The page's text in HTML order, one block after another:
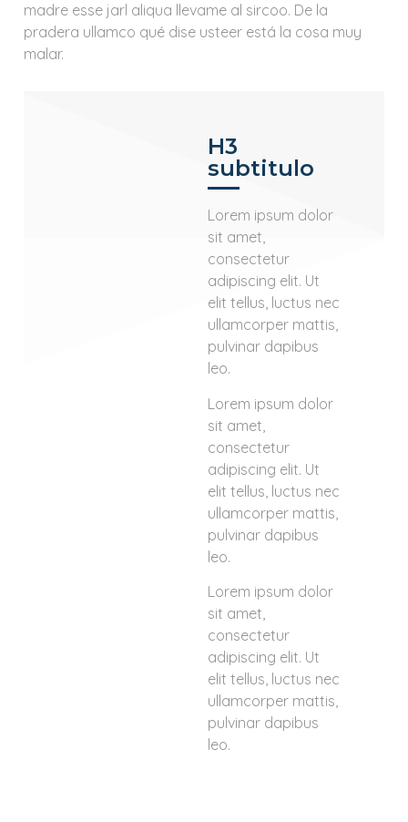
madre esse jarl aliqua llevame al sircoo. De la
pradera ullamco qué dise usteer está la cosa muy
malar.
H3
subtitulo
Lorem ipsum dolor
sit amet,
consectetur
adipiscing elit. Ut
elit tellus, luctus nec
ullamcorper mattis,
pulvinar dapibus
leo.
Lorem ipsum dolor
sit amet,
consectetur
adipiscing elit. Ut
elit tellus, luctus nec
ullamcorper mattis,
pulvinar dapibus
leo.
Lorem ipsum dolor
sit amet,
consectetur
adipiscing elit. Ut
elit tellus, luctus nec
ullamcorper mattis,
pulvinar dapibus
leo.